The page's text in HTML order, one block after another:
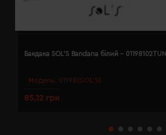
Модель: 01198(SOL’S)
Бандана SOL'S Bandana білий - 01198102TUN
85.12 грн